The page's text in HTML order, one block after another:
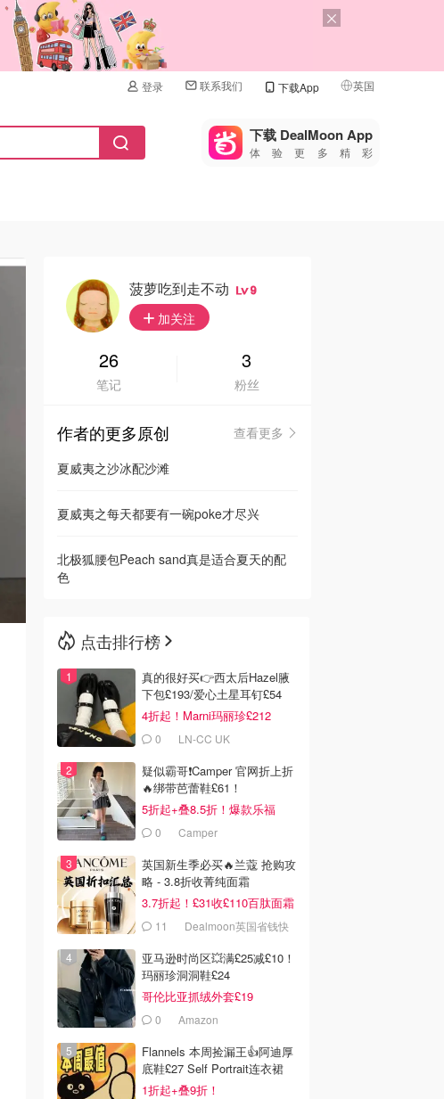
登录 联系我们 下载App 英国
🇺🇸
🇨🇳 中国
🇦🇺
🇳🇿新西兰
下载 DealMoon App
体验更多精彩
菠萝吃到走不动 9
加关注
26
笔记
3
粉丝
作者的更多原创
查看更多
夏威夷之沙冰配沙滩
夏威夷之每天都要有一碗poke才尽兴
北极狐腰包Peach sand真是适合夏天的配
色
点击排行榜
真的很好买👉西太后Hazel腋
下包£193/爱心土星耳钉£54
4折起！Marni玛丽珍£212
0 LN-CC UK
疑似霸哥❗️Camper 官网折上折
🔥绑带芭蕾鞋£61！
5折起+叠8.5折！爆款乐福
£68！
0 Camper
英国新生季必买🔥兰蔻 抢购攻
略 - 3.8折收菁纯面霜
3.7折起！£31收£110百肽面霜
套装
11
Dealmoon英国省钱快
亚马逊时尚区💥满£25减£10！
玛丽珍洞洞鞋£24
哥伦比亚抓绒外套£19
0 Amazon
Flannels 本周捡漏王👍阿迪厚
底鞋£27 Self Portrait连衣裙
£63
1折起+叠9折！